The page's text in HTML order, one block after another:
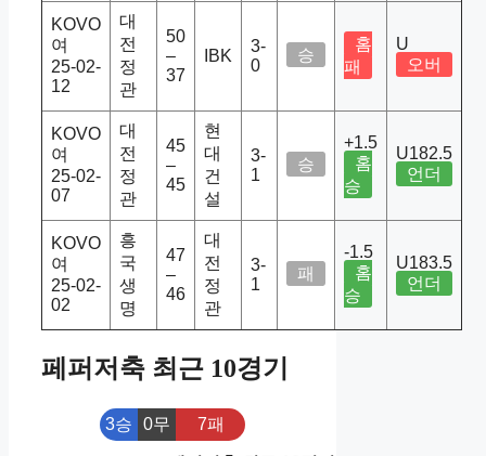
KOVO
여
25-02-
12
대
전
정
관
50
–
37
IBK
3-
0
승
홈
패
U
오버
KOVO
여
25-02-
07
대
전
정
관
45
–
45
현
대
건
설
3-
1
승
+1.5
홈
승
U182.5
언더
KOVO
여
25-02-
02
흥
국
생
명
47
–
46
대
전
정
관
3-
1
패
-1.5
홈
승
U183.5
언더
페퍼저축 최근 10경기
3승 0무 7패